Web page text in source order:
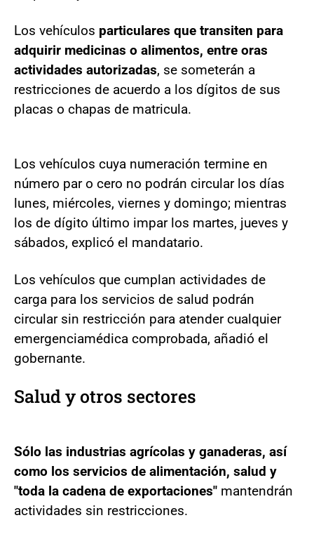
Los vehículos particulares que transiten para
adquirir medicinas o alimentos, entre oras
actividades autorizadas, se someterán a
restricciones de acuerdo a los dígitos de sus
placas o chapas de matricula.
Los vehículos cuya numeración termine en
número par o cero no podrán circular los días
lunes, miércoles, viernes y domingo; mientras
los de dígito último impar los martes, jueves y
sábados, explicó el mandatario.
Los vehículos que cumplan actividades de
carga para los servicios de salud podrán
circular sin restricción para atender cualquier
emergenciamédica comprobada, añadió el
gobernante.
Salud y otros sectores
Sólo las industrias agrícolas y ganaderas, así
como los servicios de alimentación, salud y
"toda la cadena de exportaciones" mantendrán
actividades sin restricciones.